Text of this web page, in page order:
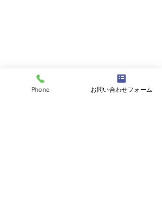
Phone お問い合わせフォーム